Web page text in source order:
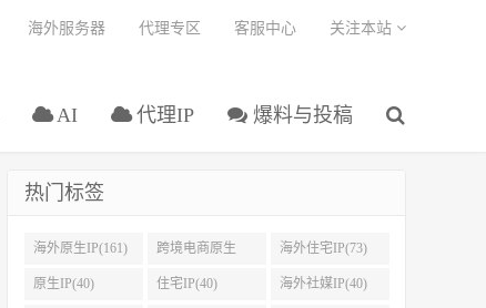
AI 代理IP 爆料与投稿
海外服务器 代理专区 客服中心 关注本站
热门标签
海外原生IP(161) 跨境电商原生
IP(108)
海外住宅IP(73)
原生IP(40) 住宅IP(40) 海外社媒IP(40)